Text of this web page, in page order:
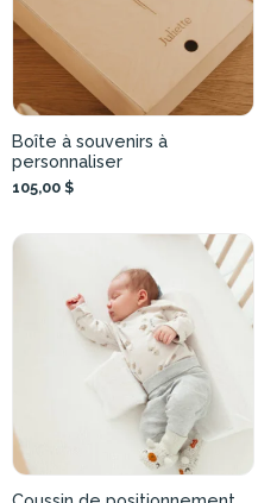
Boîte à souvenirs à
personnaliser
105,00 $